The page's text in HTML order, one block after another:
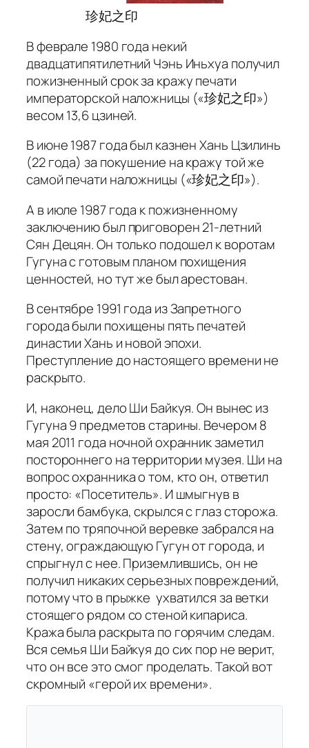
珍妃之印
В феврале 1980 года некий
двадцатипятилетний Чэнь Иньхуа получил
пожизненный срок за кражу печати
императорской наложницы («珍妃之印»)
весом 13,6 цзиней.
В июне 1987 года был казнен Хань Цзилинь
(22 года) за покушение на кражу той же
самой печати наложницы («珍妃之印»).
А в июле 1987 года к пожизненному
заключению был приговорен 21-летний
Сян Децян. Он только подошел к воротам
Гугуна с готовым планом похищения
ценностей, но тут же был арестован.
В сентябре 1991 года из Запретного
города были похищены пять печатей
династии Хань и новой эпохи.
Преступление до настоящего времени не
раскрыто.
И, наконец, дело Ши Байкуя. Он вынес из
Гугуна 9 предметов старины. Вечером 8
мая 2011 года ночной охранник заметил
постороннего на территории музея. Ши на
вопрос охранника о том, кто он, ответил
просто: «Посетитель». И шмыгнув в
заросли бамбука, скрылся с глаз сторожа.
Затем по тряпочной веревке забрался на
стену, ограждающую Гугун от города, и
спрыгнул с нее. Приземлившись, он не
получил никаких серьезных повреждений,
потому что в прыжке ухватился за ветки
стоящего рядом со стеной кипариса.
Кража была раскрыта по горячим следам.
Вся семья Ши Байкуя до сих пор не верит,
что он все это смог проделать. Такой вот
скромный «герой их времени».